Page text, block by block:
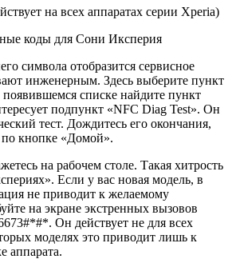
на всех аппаратах серии Xperia)
коды для Сони Иксперия
символа отобразится сервисное
инженерным. Здесь выберите пункт
списке найдите пункт
подпункт «NFC Diag Test». Он
тест. Дождитесь его окончания,
по кнопке «Домой».
на рабочем столе. Такая хитрость
Если у вас новая модель, в
не приводит к желаемому
на экране экстренных вызовов
. Он действует не для всех
моделях это приводит лишь к
аппарата.